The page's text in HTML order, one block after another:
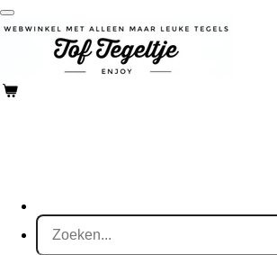
Ga
direct